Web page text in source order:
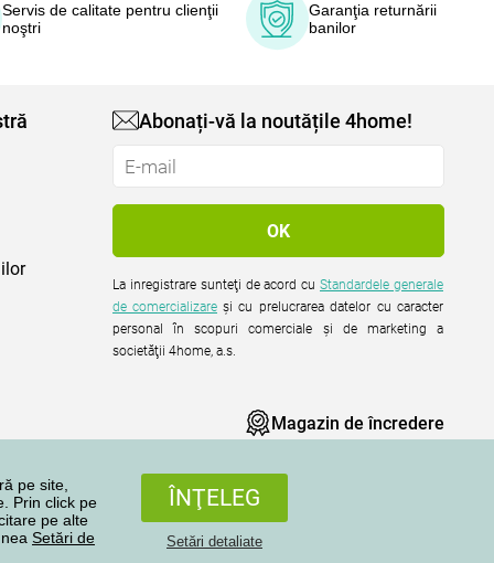
pe site,
Prin click pe
pe alte
Setări de
ÎNŢELEG
Setări detaliate
Servis de calitate pentru clienţii
noştri
Garanţia returnării
banilor
Abonați-vă la noutățile 4home!
La inregistrare sunteţi de acord cuStandardele generale
de comercializare şi cu prelucrarea datelor cu caracter
personal în scopuri comerciale şi de marketing a
societăţii 4home, a.s.
Magazin de încredere
Toate drepturile rezervate © 2004-2026 4home, a.s.